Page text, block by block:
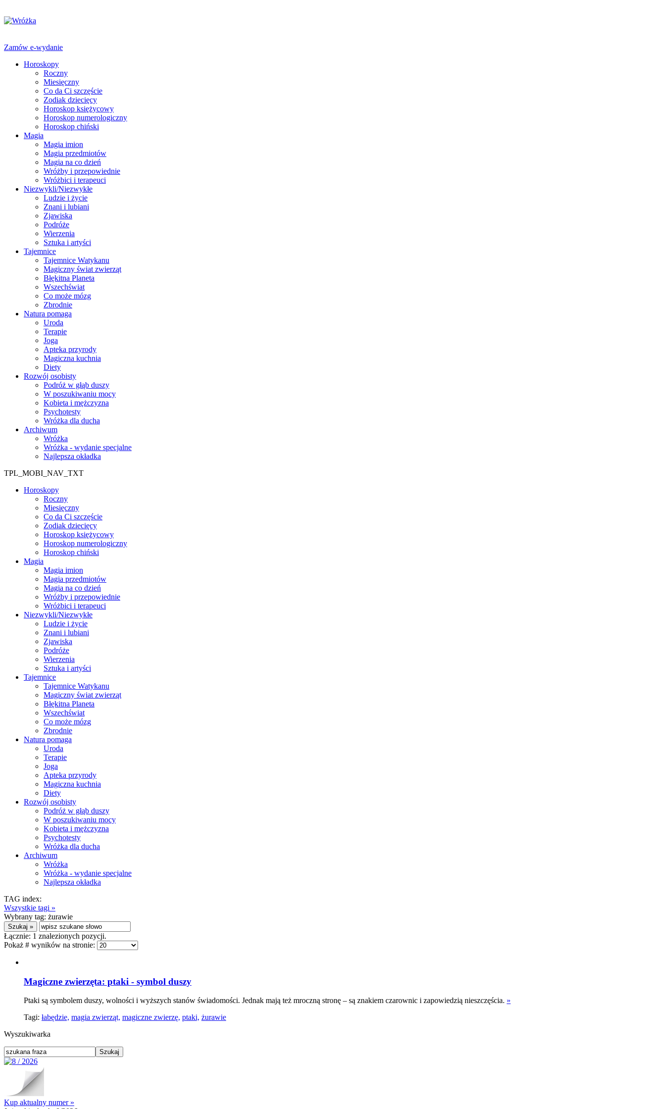
Zamów e-wydanie
Horoskopy
Roczny
Miesięczny
Co da Ci szczęście
Zodiak dziecięcy
Horoskop księżycowy
Horoskop numerologiczny
Horoskop chiński
Magia
Magia imion
Magia przedmiotów
Magia na co dzień
Wróżby i przepowiednie
Wróżbici i terapeuci
Niezwykli/Niezwykłe
Ludzie i życie
Znani i lubiani
Zjawiska
Podróże
Wierzenia
Sztuka i artyści
Tajemnice
Tajemnice Watykanu
Magiczny świat zwierząt
Błękitna Planeta
Wszechświat
Co może mózg
Zbrodnie
Natura pomaga
Uroda
Terapie
Joga
Apteka przyrody
Magiczna kuchnia
Diety
Rozwój osobisty
Podróż w głąb duszy
W poszukiwaniu mocy
Kobieta i mężczyzna
Psychotesty
Wróżka dla ducha
Archiwum
Wróżka
Wróżka - wydanie specjalne
Najlepsza okładka
TPL_MOBI_NAV_TXT
Horoskopy
Roczny
Miesięczny
Co da Ci szczęście
Zodiak dziecięcy
Horoskop księżycowy
Horoskop numerologiczny
Horoskop chiński
Magia
Magia imion
Magia przedmiotów
Magia na co dzień
Wróżby i przepowiednie
Wróżbici i terapeuci
Niezwykli/Niezwykłe
Ludzie i życie
Znani i lubiani
Zjawiska
Podróże
Wierzenia
Sztuka i artyści
Tajemnice
Tajemnice Watykanu
Magiczny świat zwierząt
Błękitna Planeta
Wszechświat
Co może mózg
Zbrodnie
Natura pomaga
Uroda
Terapie
Joga
Apteka przyrody
Magiczna kuchnia
Diety
Rozwój osobisty
Podróż w głąb duszy
W poszukiwaniu mocy
Kobieta i mężczyzna
Psychotesty
Wróżka dla ducha
Archiwum
Wróżka
Wróżka - wydanie specjalne
Najlepsza okładka
TAG index:
Wszystkie tagi »
Wybrany tag: żurawie
Łącznie: 1 znalezionych pozycji.
Pokaż # wyników na stronie:
Magiczne zwierzęta: ptaki - symbol duszy
Ptaki są symbolem duszy, wolności i wyższych stanów świadomości. Jednak mają też mroczną stronę – są znakiem czarownic i zapowiedzią nieszczęścia. »
Tagi: łabędzie, magia zwierząt, magiczne zwierzę, ptaki, żurawie
Wyszukiwarka
Kup aktualny numer »